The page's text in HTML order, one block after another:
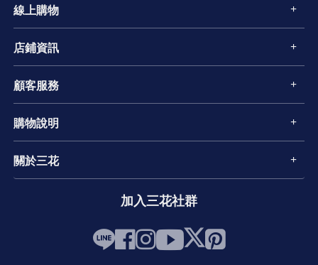
線上購物
店鋪資訊
顧客服務
購物說明
關於三花
加入三花社群